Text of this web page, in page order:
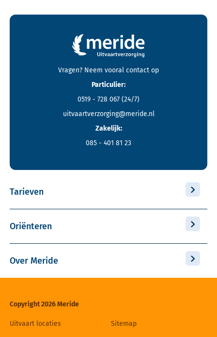
Contactgegevens en footer menu van Meride
Vragen? Neem vooral contact op
Particulier:
0519 - 728 067 (24/7)
uitvaartverzorging@meride.nl
Zakelijk:
085 - 401 81 23
Tarieven
Oriënteren
Over Meride
Copyright 2026 Meride
Uitvaart locaties Sitemap